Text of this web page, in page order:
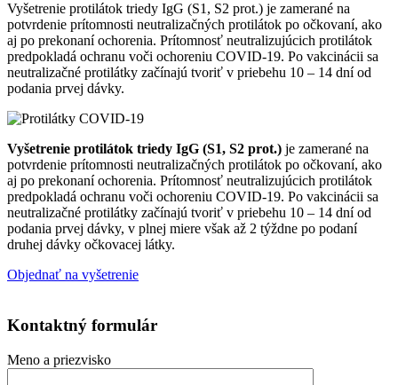
Vyšetrenie protilátok triedy IgG (S1, S2 prot.) je zamerané na
potvrdenie prítomnosti neutralizačných protilátok po očkovaní, ako
aj po prekonaní ochorenia. Prítomnosť neutralizujúcich protilátok
predpokladá ochranu voči ochoreniu COVID-19. Po vakcinácii sa
neutralizačné protilátky začínajú tvoriť v priebehu 10 – 14 dní od
podania prvej dávky.
Vyšetrenie protilátok triedy IgG (S1, S2 prot.) je zamerané na
potvrdenie prítomnosti neutralizačných protilátok po očkovaní, ako
aj po prekonaní ochorenia. Prítomnosť neutralizujúcich protilátok
predpokladá ochranu voči ochoreniu COVID-19. Po vakcinácii sa
neutralizačné protilátky začínajú tvoriť v priebehu 10 – 14 dní od
podania prvej dávky, v plnej miere však až 2 týždne po podaní
druhej dávky očkovacej látky.
Objednať na vyšetrenie
Kontaktný formulár
Meno a priezvisko